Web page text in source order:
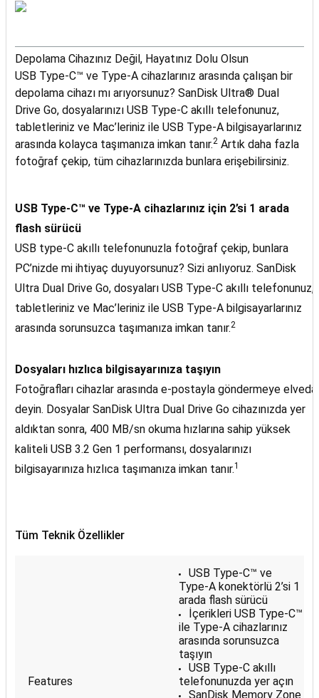
Depolama Cihazınız Değil, Hayatınız Dolu Olsun
USB Type-C™ ve Type-A cihazlarınız arasında çalışan bir
depolama cihazı mı arıyorsunuz? SanDisk Ultra® Dual
Drive Go, dosyalarınızı USB Type-C akıllı telefonunuz,
tabletleriniz ve Mac’leriniz ile USB Type-A bilgisayarlarınız
arasında kolayca taşımanıza imkan tanır.2 Artık daha fazla
fotoğraf çekip, tüm cihazlarınızda bunlara erişebilirsiniz.
USB Type-C™ ve Type-A cihazlarınız için 2’si 1 arada
flash sürücü
USB type-C akıllı telefonunuzla fotoğraf çekip, bunlara
PC’nizde mi ihtiyaç duyuyorsunuz? Sizi anlıyoruz. SanDisk
Ultra Dual Drive Go, dosyaları USB Type-C akıllı telefonunuz,
tabletleriniz ve Mac’leriniz ile USB Type-A bilgisayarlarınız
arasında sorunsuzca taşımanıza imkan tanır.2
Dosyaları hızlıca bilgisayarınıza taşıyın
Fotoğrafları cihazlar arasında e-postayla göndermeye elveda
deyin. Dosyalar SanDisk Ultra Dual Drive Go cihazınızda yer
aldıktan sonra, 400 MB/sn okuma hızlarına sahip yüksek
kaliteli USB 3.2 Gen 1 performansı, dosyalarınızı
bilgisayarınıza hızlıca taşımanıza imkan tanır.1
Tüm Teknik Özellikler
Features
USB Type-C™ ve
Type-A konektörlü 2’si 1
arada flash sürücü
İçerikleri USB Type-C™
ile Type-A cihazlarınız
arasında sorunsuzca
taşıyın
USB Type-C akıllı
telefonunuzda yer açın
SanDisk Memory Zone